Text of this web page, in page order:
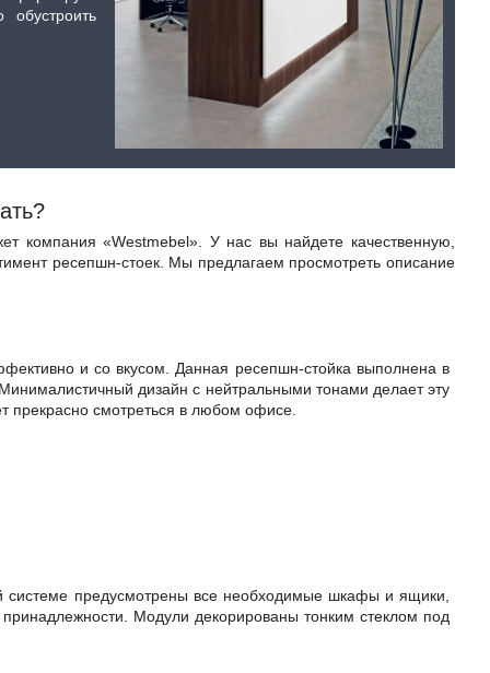
«Westmebel». У нас вы найдете качественную,
ресепшн-стоек. Мы предлагаем просмотреть описание
и со вкусом. Данная ресепшн-стойка выполнена в
дизайн с нейтральными тонами делает эту
прекрасно смотреться в любом офисе.
предусмотрены все необходимые шкафы и ящики,
Модули декорированы тонким стеклом под